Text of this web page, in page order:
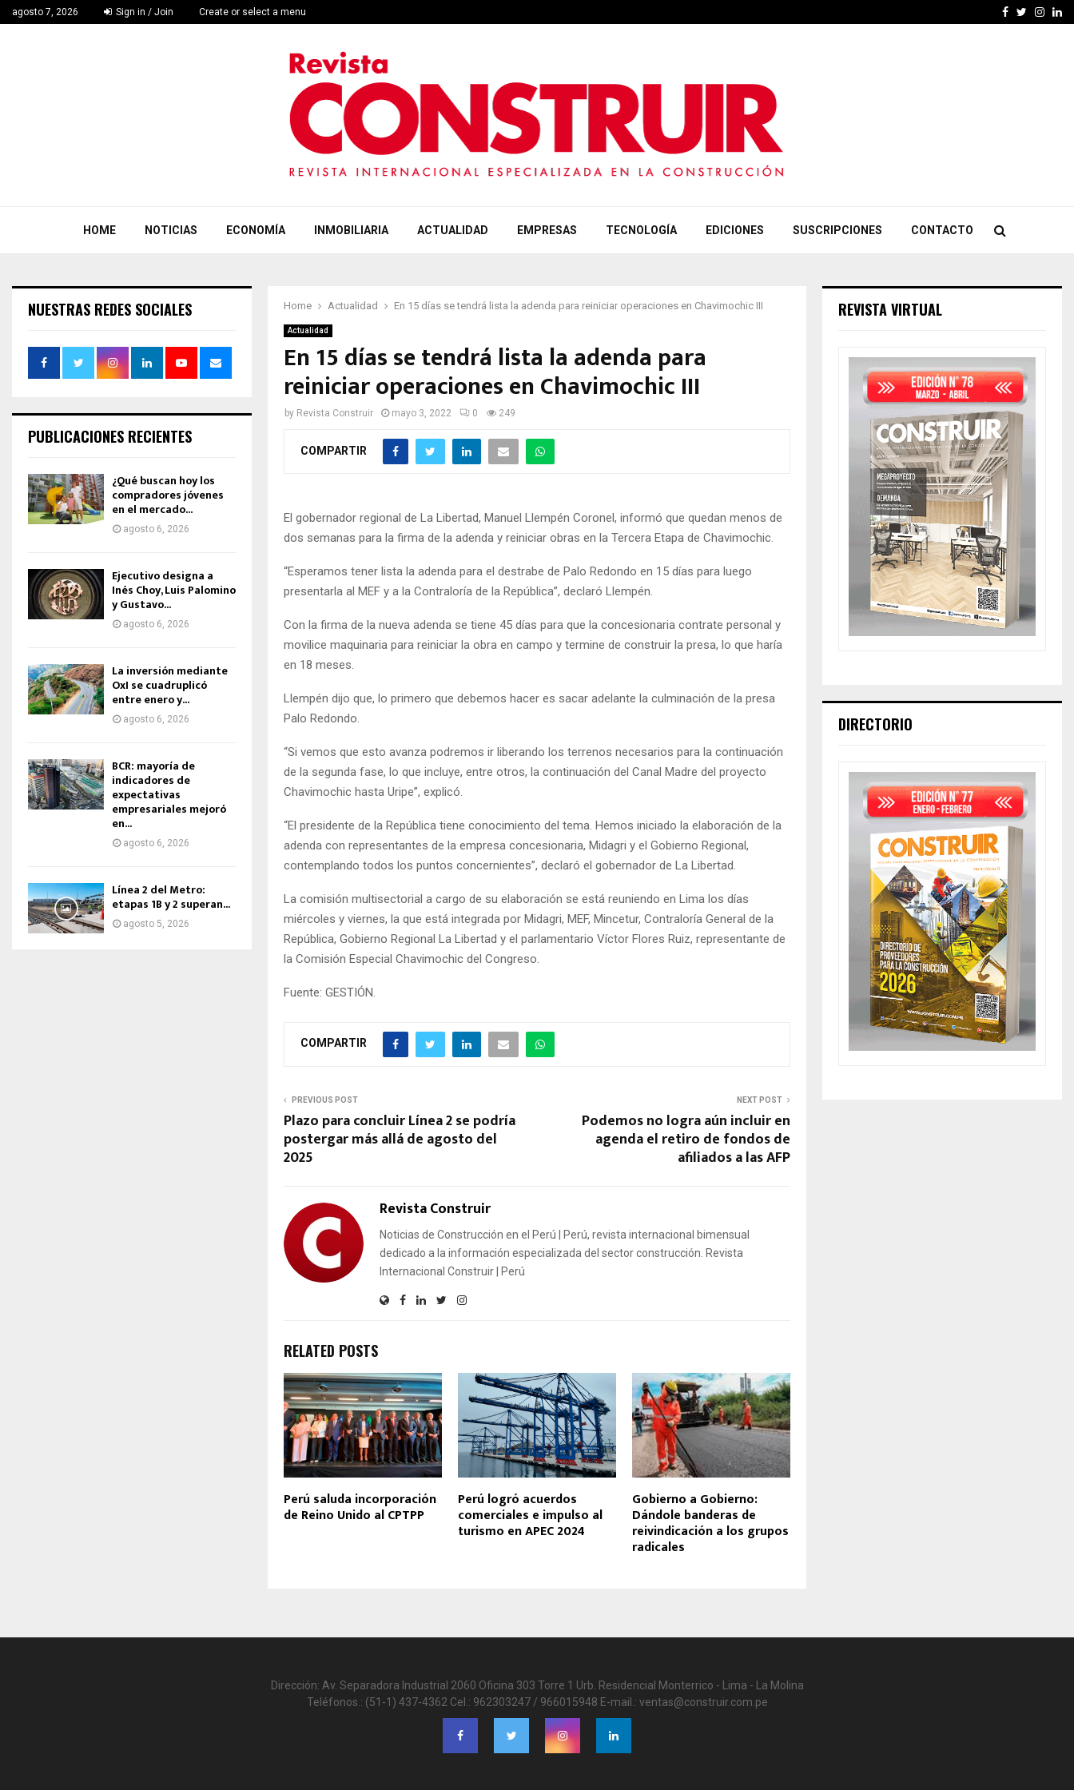
agosto 7, 2026 Sign in / Join Create or select a menu Facebook
Twitter
HOME NOTICIAS ECONOMÍA INMOBILIARIA ACTUALIDAD EMPRESAS TECNOLOGÍA EDICIONES SUSCRIPCIONES CONTACTO
Home Actualidad En 15 días se tendrá lista la adenda para reiniciar operaciones en Chavimochic III
Actualidad
En 15 días se tendrá lista la adenda para
reiniciar operaciones en Chavimochic III
by Revista Construir mayo 3, 2022 0 249
COMPARTIR
El gobernador regional de La Libertad, Manuel Llempén Coronel, informó que quedan menos de
dos semanas para la firma de la adenda y reiniciar obras en la Tercera Etapa de Chavimochic.
“Esperamos tener lista la adenda para el destrabe de Palo Redondo en 15 días para luego
presentarla al MEF y a la Contraloría de la República”, declaró Llempén.
Con la firma de la nueva adenda se tiene 45 días para que la concesionaria contrate personal y
movilice maquinaria para reiniciar la obra en campo y termine de construir la presa, lo que haría
en 18 meses.
Llempén dijo que, lo primero que debemos hacer es sacar adelante la culminación de la presa
Palo Redondo.
“Si vemos que esto avanza podremos ir liberando los terrenos necesarios para la continuación
de la segunda fase, lo que incluye, entre otros, la continuación del Canal Madre del proyecto
Chavimochic hasta Uripe”, explicó.
“El presidente de la República tiene conocimiento del tema. Hemos iniciado la elaboración de la
adenda con representantes de la empresa concesionaria, Midagri y el Gobierno Regional,
contemplando todos los puntos concernientes”, declaró el gobernador de La Libertad.
La comisión multisectorial a cargo de su elaboración se está reuniendo en Lima los días
miércoles y viernes, la que está integrada por Midagri, MEF, Mincetur, Contraloría General de la
República, Gobierno Regional La Libertad y el parlamentario Víctor Flores Ruiz, representante de
la Comisión Especial Chavimochic del Congreso.
Fuente: GESTIÓN.
COMPARTIR
PREVIOUS POST
Plazo para concluir Línea 2 se podría
postergar más allá de agosto del
2025
NEXT POST
Podemos no logra aún incluir en
agenda el retiro de fondos de
afiliados a las AFP
Revista Construir
Noticias de Construcción en el Perú | Perú, revista internacional bimensual
dedicado a la información especializada del sector construcción. Revista
Internacional Construir | Perú
RELATED POSTS
Perú saluda incorporación
de Reino Unido al CPTPP
Perú logró acuerdos
comerciales e impulso al
turismo en APEC 2024
Gobierno a Gobierno:
Dándole banderas de
reivindicación a los grupos
radicales
NUESTRAS REDES SOCIALES
PUBLICACIONES RECIENTES
¿Qué buscan hoy los
compradores jóvenes
en el mercado...
agosto 6, 2026
Ejecutivo designa a
Inés Choy, Luis Palomino
y Gustavo...
agosto 6, 2026
La inversión mediante
OxI se cuadruplicó
entre enero y...
agosto 6, 2026
BCR: mayoría de
indicadores de
expectativas
empresariales mejoró
en...
agosto 6, 2026
Línea 2 del Metro:
etapas 1B y 2 superan...
agosto 5, 2026
REVISTA VIRTUAL
DIRECTORIO
Dirección: Av. Separadora Industrial 2060 Oficina 303 Torre 1 Urb. Residencial Monterrico - Lima - La Molina
Teléfonos.: (51-1) 437-4362 Cel.: 962303247 / 966015948 E-mail.: ventas@construir.com.pe